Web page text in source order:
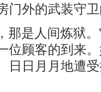
门外的武装守
那是人间炼狱
位顾客的到来
日日月月地遭